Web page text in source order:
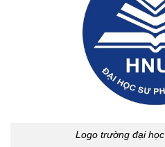
Logo trường đại